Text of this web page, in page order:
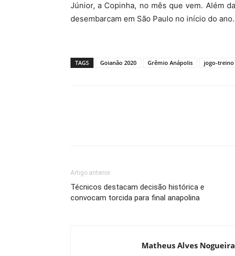
Júnior, a Copinha, no mês que vem. Além
desembarcam em São Paulo no início do ano.
TAGS Goianão 2020 Grêmio Anápolis jogo-treino
Artigo anterior
Técnicos destacam decisão histórica e
convocam torcida para final anapolina
Matheus Alves Nogueira